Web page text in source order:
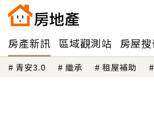
房產新訊 區域觀測站 房屋
青安3.0 繼承 租屋補助